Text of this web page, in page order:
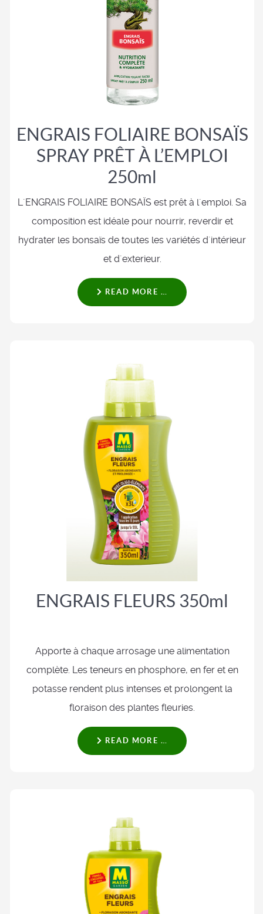
ENGRAIS FOLIAIRE BONSAÏS
SPRAY PRÊT À L’EMPLOI
250ml
L´ENGRAIS FOLIAIRE BONSAÏS est prêt à l´emploi. Sa
composition est idéale pour nourrir, reverdir et
hydrater les bonsaïs de toutes les variétés d´intérieur
et d´exterieur.
READ MORE …
ENGRAIS FLEURS 350ml
Apporte à chaque arrosage une alimentation
complète. Les teneurs en phosphore, en fer et en
potasse rendent plus intenses et prolongent la
floraison des plantes fleuries.
READ MORE …